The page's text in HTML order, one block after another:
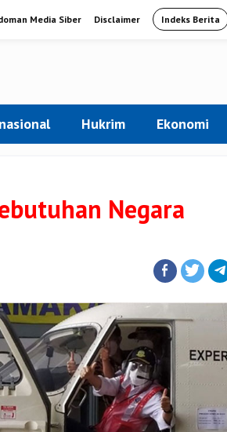
Media Siber Disclaimer Indeks Berita
Hukrim Ekonomi
Negara